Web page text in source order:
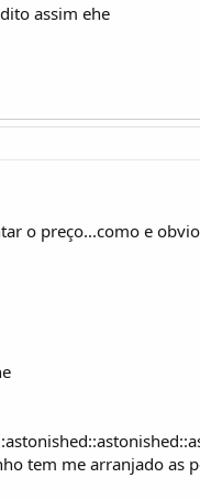
assim ehe
o preço...como e
tem me arranjado as